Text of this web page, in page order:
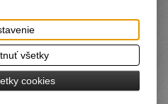
Termín dodania (dni):
Počet v balení:12 ks
balené v papierovej
všetky
cookies